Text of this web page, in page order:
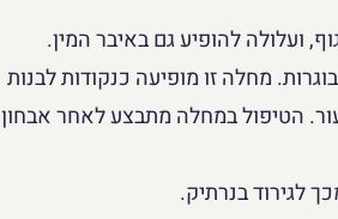
ועלולה להופיע גם באיבר המין.
מחלה זו מופיעה כנקודות לבנות
הטיפול במחלה מתבצע לאחר אבחון
לגירוד בנרתיק.